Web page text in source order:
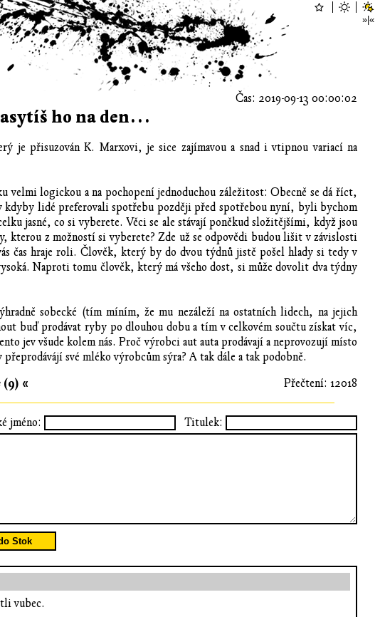
Čas: 2019-09-13 00:00:02
ho na den…
přisuzován K. Marxovi, je sice zajímavou a snad i vtipnou variací na
velmi logickou a na pochopení jednoduchou záležitost: Obecně se dá říct,
lidé preferovali spotřebu později před spotřebou nyní, byli bychom
jasné, co si vyberete. Věci se ale stávají poněkud složitějšími, když jsou
kterou z možností si vyberete? Zde už se odpovědi budou lišit v závislosti
čas hraje roli. Člověk, který by do dvou týdnů jistě pošel hlady si tedy v
Naproti tomu člověk, který má všeho dost, si může dovolit dva týdny
sobecké (tím míním, že mu nezáleží na ostatních lidech, na jejich
buď prodávat ryby po dlouhou dobu a tím v celkovém součtu získat víc,
jev všude kolem nás. Proč výrobci aut auta prodávají a neprovozují místo
své mléko výrobcům sýra? A tak dále a tak podobně.
Přečtení: 12018
(9) «
jméno: Titulek:
Stok
vubec.